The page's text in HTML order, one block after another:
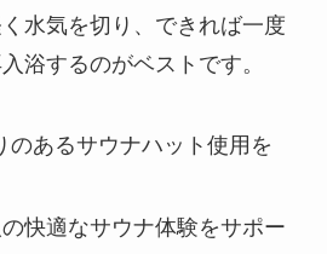
水気を切り、できれば一度
浴するのがベストです。
のあるサウナハット使用を
快適なサウナ体験をサポー